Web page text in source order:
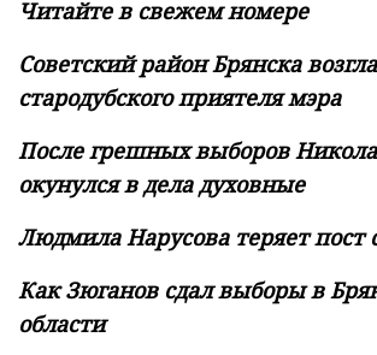
Читайте в свежем номере
Советский район Брянска
стародубского приятеля мэра
После грешных выборов
окунулся в дела духовные
Людмила Нарусова теряет пост
Как Зюганов сдал выборы в
области